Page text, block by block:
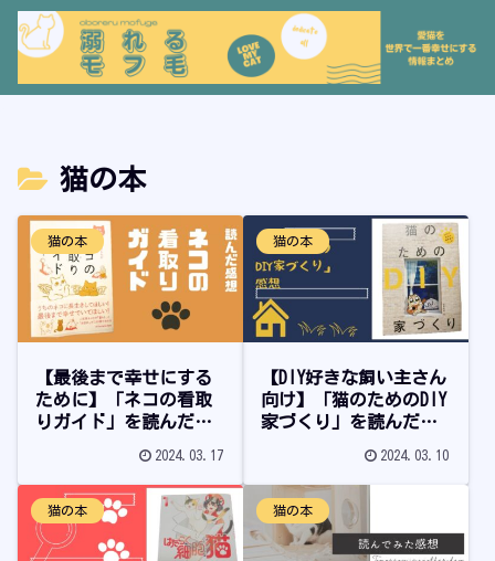
猫の本
猫の本
【最後まで幸せにする
ために】「ネコの看取
りガイド」を読んだ感
2024.03.17
猫の本
【DIY好きな飼い主さん
向け】「猫のためのDIY
家づくり」を読んだ感
2024.03.10
猫の本 猫の本